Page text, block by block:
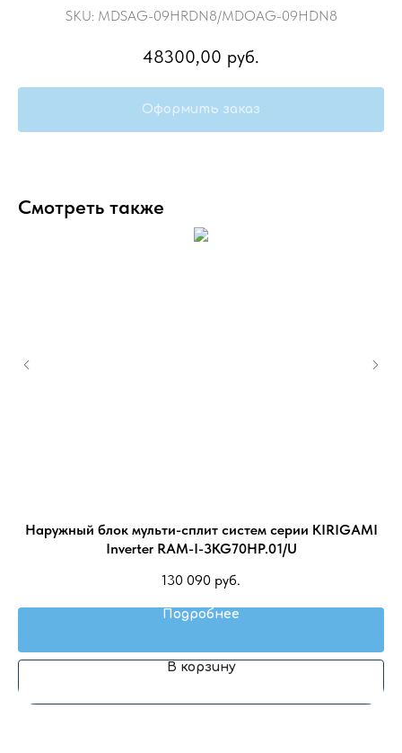
SKU: MDSAG-09HRDN8/MDOAG-09HDN8
48300,00 руб.
Оформить заказ
Смотреть также
Наружный блок мульти-сплит систем серии KIRIGAMI
Inverter RAM-I-3KG70HP.01/U
130 090 руб.
Подробнее
В корзину